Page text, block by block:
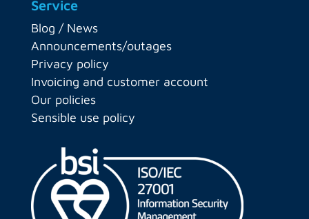
Service
Blog / News
Announcements/outages
Privacy policy
Invoicing and customer account
Our policies
Sensible use policy